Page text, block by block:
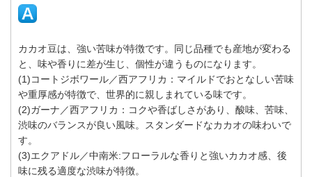
カカオ豆は、強い苦味が特徴です。同じ品種でも産地が変わる
と、味や香りに差が生じ、個性が違うものになります。
(1)コートジボワール／西アフリカ：マイルドでおとなしい苦味
や重厚感が特徴で、世界的に親しまれている味です。
(2)ガーナ／西アフリカ：コクや香ばしさがあり、酸味、苦味、
渋味のバランスが良い風味。スタンダードなカカオの味わいで
す。
(3)エクアドル／中南米:フローラルな香りと強いカカオ感、後
味に残る適度な渋味が特徴。